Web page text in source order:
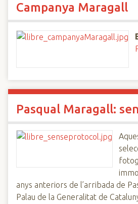
Campanya Maragall
Pasqual Maragall:
anys anteriors de l’arribada de
Palau de la Generalitat de